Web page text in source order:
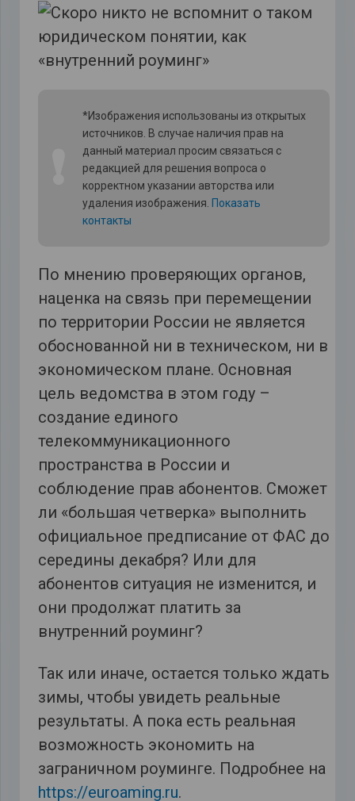
*Изображения использованы из открытых
источников. В случае наличия прав на
данный материал просим связаться с
редакцией для решения вопроса о
корректном указании авторства или
удаления изображения. Показать
контакты
По мнению проверяющих органов,
наценка на связь при перемещении
по территории России не является
обоснованной ни в техническом, ни в
экономическом плане. Основная
цель ведомства в этом году –
создание единого
телекоммуникационного
пространства в России и
соблюдение прав абонентов. Сможет
ли «большая четверка» выполнить
официальное предписание от ФАС до
середины декабря? Или для
абонентов ситуация не изменится, и
они продолжат платить за
внутренний роуминг?
Так или иначе, остается только ждать
зимы, чтобы увидеть реальные
результаты. А пока есть реальная
возможность экономить на
заграничном роуминге. Подробнее на
https://euroaming.ru.